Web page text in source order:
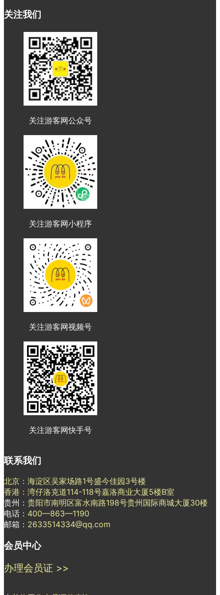
关注我们
关注游客网公众号
关注游客网小程序
关注游客网视频号
关注游客网快手号
联系我们
北京：海淀区吴家场路1号盛今佳园3号楼
香港：湾仔洛克道114-118号嘉洛商业大厦5楼B室
贵州： 贵阳市南明区富水南路198号贵州国际商城大厦30楼
电话： 400—863—1190
邮箱： 2633514334@qq.com
会员中心
办理会员证 >>